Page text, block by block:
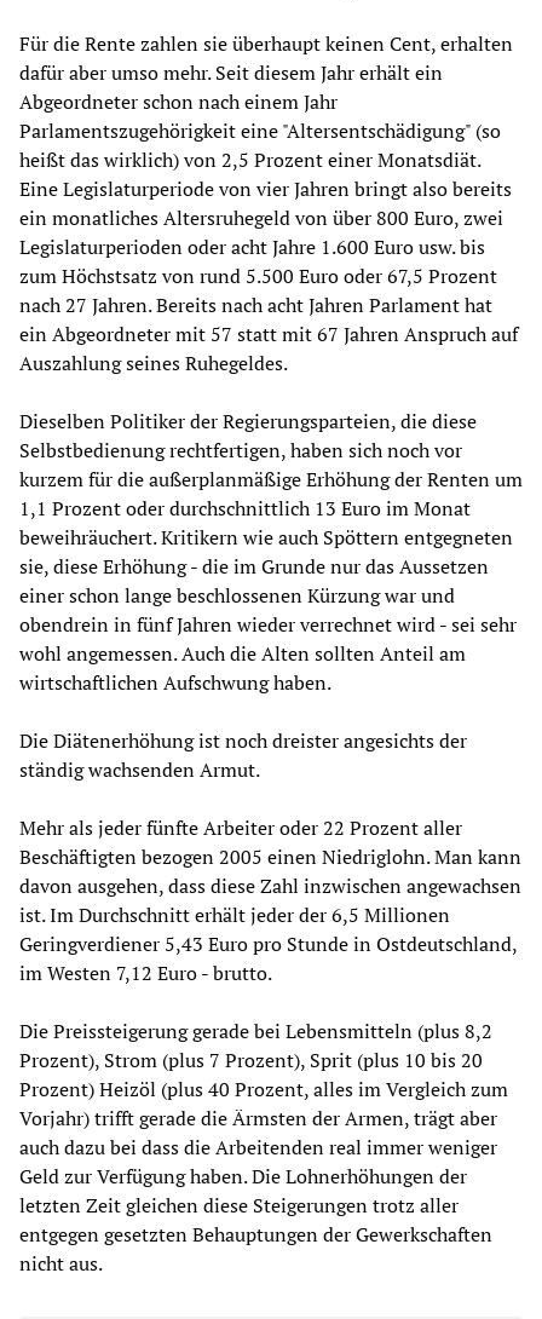
Für die Rente zahlen sie überhaupt keinen Cent, erhalten
dafür aber umso mehr. Seit diesem Jahr erhält ein
Abgeordneter schon nach einem Jahr
Parlamentszugehörigkeit eine "Altersentschädigung" (so
heißt das wirklich) von 2,5 Prozent einer Monatsdiät.
Eine Legislaturperiode von vier Jahren bringt also bereits
ein monatliches Altersruhegeld von über 800 Euro, zwei
Legislaturperioden oder acht Jahre 1.600 Euro usw. bis
zum Höchstsatz von rund 5.500 Euro oder 67,5 Prozent
nach 27 Jahren. Bereits nach acht Jahren Parlament hat
ein Abgeordneter mit 57 statt mit 67 Jahren Anspruch auf
Auszahlung seines Ruhegeldes.
Dieselben Politiker der Regierungsparteien, die diese
Selbstbedienung rechtfertigen, haben sich noch vor
kurzem für die außerplanmäßige Erhöhung der Renten um
1,1 Prozent oder durchschnittlich 13 Euro im Monat
beweihräuchert. Kritikern wie auch Spöttern entgegneten
sie, diese Erhöhung - die im Grunde nur das Aussetzen
einer schon lange beschlossenen Kürzung war und
obendrein in fünf Jahren wieder verrechnet wird - sei sehr
wohl angemessen. Auch die Alten sollten Anteil am
wirtschaftlichen Aufschwung haben.
Die Diätenerhöhung ist noch dreister angesichts der
ständig wachsenden Armut.
Mehr als jeder fünfte Arbeiter oder 22 Prozent aller
Beschäftigten bezogen 2005 einen Niedriglohn. Man kann
davon ausgehen, dass diese Zahl inzwischen angewachsen
ist. Im Durchschnitt erhält jeder der 6,5 Millionen
Geringverdiener 5,43 Euro pro Stunde in Ostdeutschland,
im Westen 7,12 Euro - brutto.
Die Preissteigerung gerade bei Lebensmitteln (plus 8,2
Prozent), Strom (plus 7 Prozent), Sprit (plus 10 bis 20
Prozent) Heizöl (plus 40 Prozent, alles im Vergleich zum
Vorjahr) trifft gerade die Ärmsten der Armen, trägt aber
auch dazu bei dass die Arbeitenden real immer weniger
Geld zur Verfügung haben. Die Lohnerhöhungen der
letzten Zeit gleichen diese Steigerungen trotz aller
entgegen gesetzten Behauptungen der Gewerkschaften
nicht aus.